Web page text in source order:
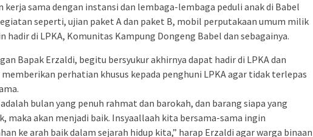
kerja sama dengan instansi dan lembaga-lembaga peduli anak di Babel
seperti, ujian paket A dan paket B, mobil perputakaan umum milik
hadir di LPKA, Komunitas Kampung Dongeng Babel dan sebagainya.
Bapak Erzaldi, begitu bersyukur akhirnya dapat hadir di LPKA dan
perhatian khusus kepada penghuni LPKA agar tidak terlepas
bulan yang penuh rahmat dan barokah, dan barang siapa yang
maka akan menjadi baik. Insyaallaah kita bersama-sama ingin
ke arah baik dalam sejarah hidup kita,” harap Erzaldi agar warga binaan